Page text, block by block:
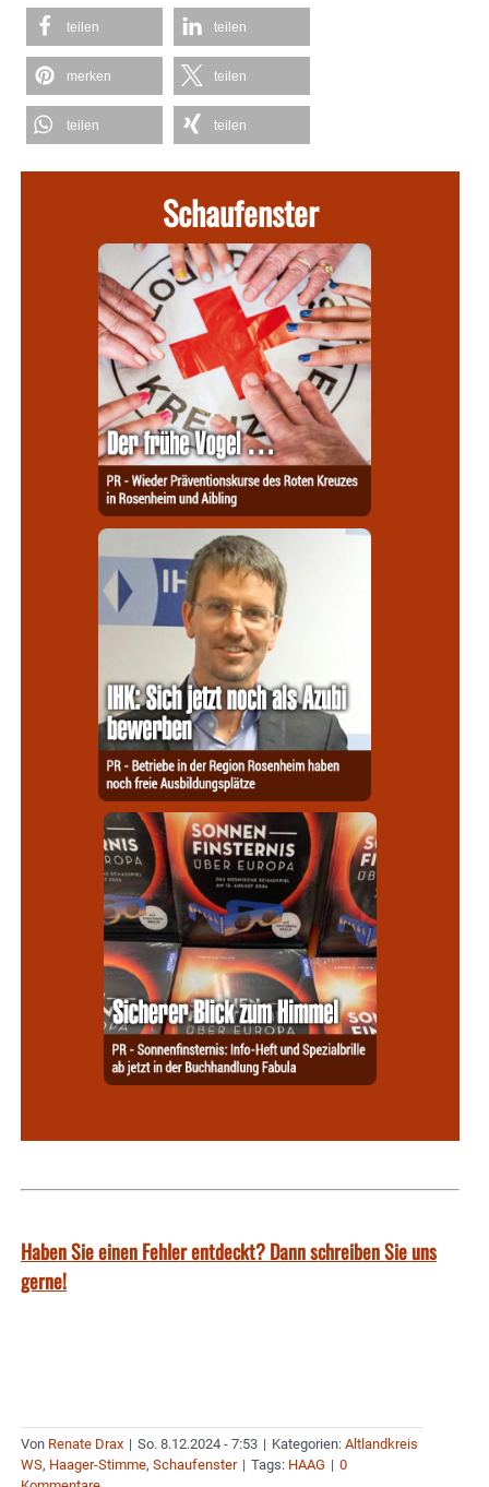
teilen teilen
merken teilen
teilen teilen
Schaufenster
Haben Sie einen Fehler entdeckt? Dann schreiben Sie uns
gerne!
Von Renate Drax | So. 8.12.2024 - 7:53 | Kategorien: Altlandkreis
WS, Haager-Stimme, Schaufenster | Tags: HAAG | 0